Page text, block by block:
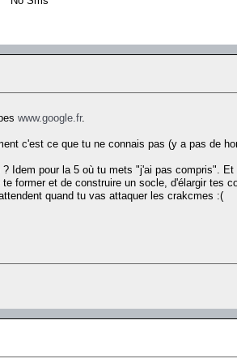
www.google.fr.
c'est ce que tu ne connais pas (y a pas de
Idem pour la 5 où tu mets "j'ai pas compris".
former et de construire un socle, d'élargir tes
quand tu vas attaquer les crakcmes :(